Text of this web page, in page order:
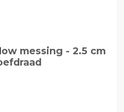
messing - 2.5 cm